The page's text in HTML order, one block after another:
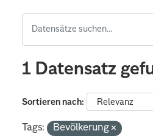
1 Datensatz
Sortieren nach
Tags:
Bevölkerung